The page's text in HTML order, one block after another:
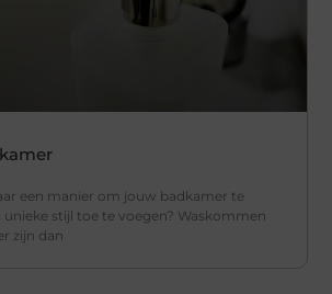
een manier om jouw badkamer te
unieke stijl toe te voegen? Waskommen
zijn dan